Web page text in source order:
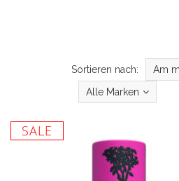
Sortieren nach: Am
Alle Marken
SALE